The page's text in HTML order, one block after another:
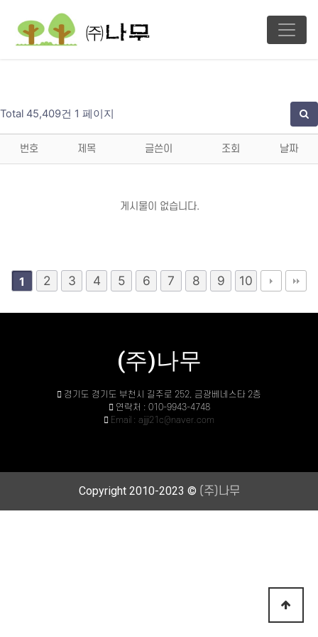
Total 45,409건 1 페이지
번호 제목 글쓴이 조회 날짜
게시물이 없습니다.
1 2 3 4 5 6 7 8 9 10
(주)나무
경기도 경기도 부천시 길주로 252, 금광베네스타 2층
연락처 : 010-9943-4748
Email : ajjji21c@naver.com
Copyright 2010-2023 © (주)나무